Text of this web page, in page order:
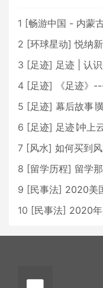
1 [畅游中国 - 内蒙
2 [环球星动] 悦纳
3 [足迹] 足迹 | 认
4 [足迹]
《足迹》
5 [足迹] 幕后故事∣
6 [足迹] 足迹∣冲上
7 [风水] 如何买到
8 [留学历程] 留学那些
9 [民事法] 2020美
10 [民事法] 2020年